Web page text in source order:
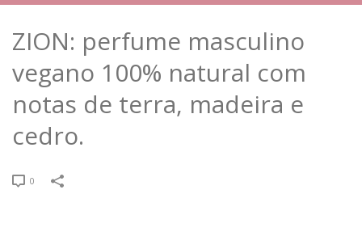
ZION: perfume masculino
vegano 100% natural com
notas de terra, madeira e
cedro.
0